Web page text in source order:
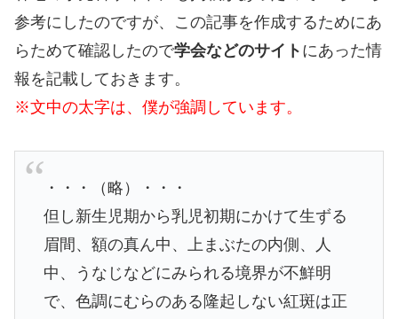
参考にしたのですが、この記事を作成するためにあ
らためて確認したので学会などのサイト にあった情
報を記載しておきます。
※文中の太字は、僕が強調しています。
・・・（略）・・・
但し新生児期から乳児初期にかけて生ずる
眉間、額の真ん中、上まぶたの内側、人
中、うなじなどにみられる境界が不鮮明
で、色調にむらのある隆起しない紅斑は正